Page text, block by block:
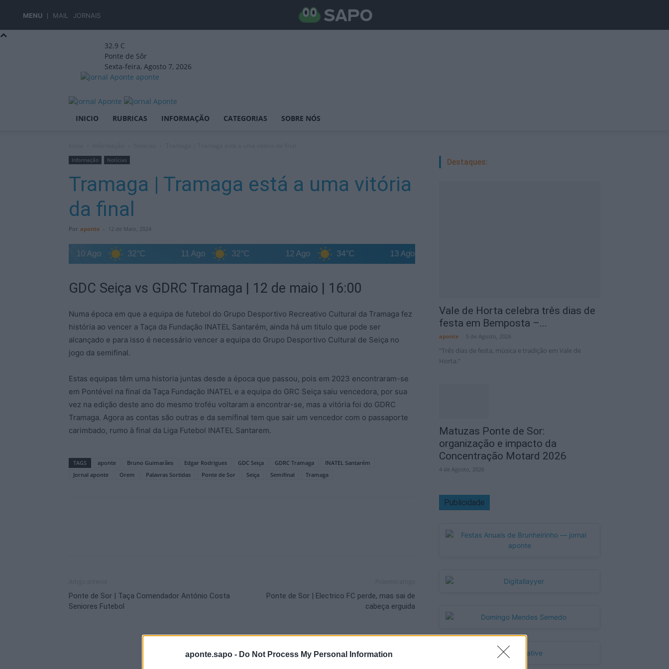
aponte.sapo - Do Not Process My Personal Information
MENU MAIL JORNAIS
32.9 C
Ponte de Sôr
Sexta-feira, Agosto 7, 2026
aponte
INICIO RUBRICAS INFORMAÇÃO CATEGORIAS SOBRE NÓS
Informação Notícias
Tramaga | Tramaga está a uma vitória
da final
Por aponte - 12 de Maio, 2024
10 Ago 32°C 11 Ago 32°C 12 Ago 34°C 13 Ago
GDC Seiça vs GDRC Tramaga | 12 de maio | 16:00
Numa época em que a equipa de futebol do Grupo Desportivo Recreativo Cultural da Tramaga fez
história ao vencer a Taça da Fundação INATEL Santarém, ainda há um titulo que pode ser
alcançado e para isso é necessário vencer a equipa do Grupo Desportivo Cultural de Seiça no
jogo da semifinal.
Estas equipas têm uma historia juntas desde a época que passou, pois em 2023 encontraram-se
em Pontével na final da Taça Fundação INATEL e a equipa do GRC Seiça saiu vencedora, por sua
vez na edição deste ano do mesmo troféu voltaram a encontrar-se, mas a vitória foi do GDRC
Tramaga. Agora as contas são outras e da semifinal tem que sair um vencedor com o passaporte
carimbado, rumo à final da Liga Futebol INATEL Santarem.
TAGS aponte Bruno Guimarães Edgar Rodrigues GDC Seiça GDRC Tramaga
INATEL Santarém
Jornal aponte
Orem Palavras Sortidas Ponte de Sor Seiça Semifinal Tramaga
Ponte de Sor | Taça Comendador António Costa
Seniores Futebol
Ponte de Sor | Electrico FC perde, mas sai de
cabeça erguida
Destaques:
Vale de Horta celebra três dias de
festa em Bemposta –...
aponte 5 de Agosto, 2026
“Três dias de festa, música e tradição em Vale de
Horta.”
Matuzas Ponte de Sor:
organização e impacto da
Concentração Motard 2026
4 de Agosto, 2026
Publicidade